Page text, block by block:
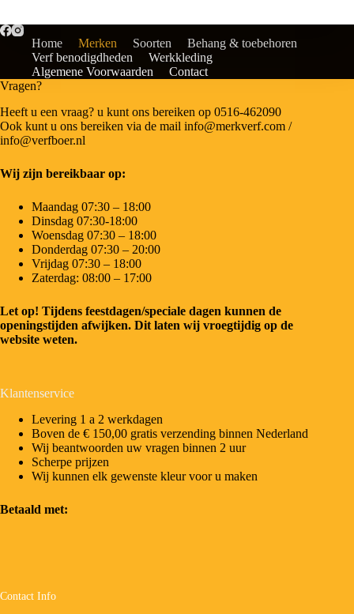
Home Merken Soorten
Behang & toebehoren
Verf benodigdheden
Werkkleding
Algemene Voorwaarden
Contact
Vragen?
Heeft u een vraag? u kunt ons bereiken op 0516-462090
Ook kunt u ons bereiken via de mail info@merkverf.com /
info@verfboer.nl
Wij zijn bereikbaar op:
Maandag 07:30 – 18:00
Dinsdag 07:30-18:00
Woensdag 07:30 – 18:00
Donderdag 07:30 – 20:00
Vrijdag 07:30 – 18:00
Zaterdag: 08:00 – 17:00
Let op! Tijdens feestdagen/speciale dagen kunnen de
openingstijden afwijken. Dit laten wij vroegtijdig op de
website weten.
Klantenservice
Levering 1 a 2 werkdagen
Boven de € 150,00 gratis verzending binnen Nederland
Wij beantwoorden uw vragen binnen 2 uur
Scherpe prijzen
Wij kunnen elk gewenste kleur voor u maken
Betaald met:
Contact Info